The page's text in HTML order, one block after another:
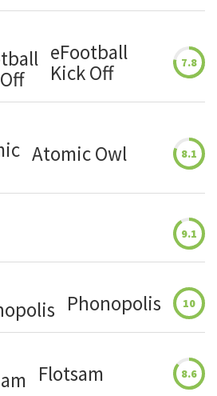
eFootball
Kick Off
7.8
Atomic Owl 8.1
9.1
Phonopolis 10
Flotsam 8.6